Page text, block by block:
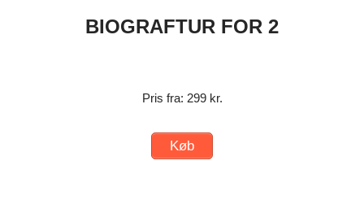
BIOGRAFTUR FOR 2
Pris fra: 299 kr.
Køb